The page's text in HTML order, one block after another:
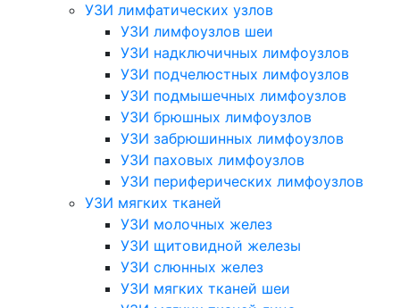
УЗИ лимфатических узлов
УЗИ лимфоузлов шеи
УЗИ надключичных лимфоузлов
УЗИ подчелюстных лимфоузлов
УЗИ подмышечных лимфоузлов
УЗИ брюшных лимфоузлов
УЗИ забрюшинных лимфоузлов
УЗИ паховых лимфоузлов
УЗИ периферических лимфоузлов
УЗИ мягких тканей
УЗИ молочных желез
УЗИ щитовидной железы
УЗИ слюнных желез
УЗИ мягких тканей шеи